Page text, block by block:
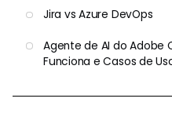
Jira vs Azure DevOps
Agente de AI do Adobe
Funciona e Casos de